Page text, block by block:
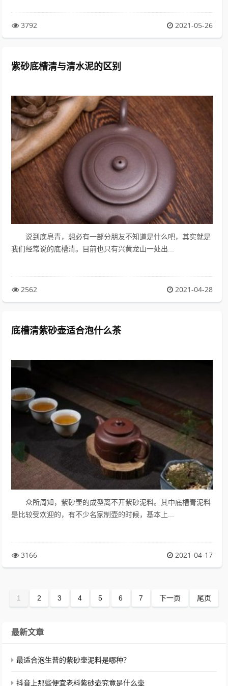
3792 2021-05-26
紫砂底槽清与清水泥的区别
说到底皂青，想必有一部分朋友不知道是什么吧，其实就是
我们经常说的底槽清。目前也只有兴黄龙山一处出...
2562 2021-04-28
底槽清紫砂壶适合泡什么茶
众所周知，紫砂壶的成型离不开紫砂泥料。其中底槽青泥料
是比较受欢迎的，有不少名家制壶的时候，基本上...
3166 2021-04-17
1 2 3 4 5 6 7 下一页 尾页
最新文章
最适合泡生普的紫砂壶泥料是哪种？
抖音上那些便宜老料紫砂壶究竟是什么壶